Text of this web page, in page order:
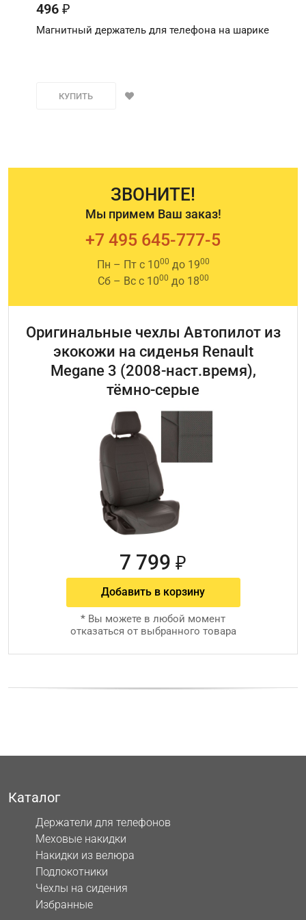
496 ₽
Магнитный держатель для телефона на шарике
КУПИТЬ
ЗВОНИТЕ!
Мы примем Ваш заказ!
+7 495 645-777-5
Пн – Пт с 1000 до 1900
Сб – Вс с 1000 до 1800
Оригинальные чехлы Автопилот из
экокожи на сиденья Renault
Megane 3 (2008-наст.время),
тёмно-серые
7 799 ₽
Добавить в корзину
* Вы можете в любой момент
отказаться от выбранного товара
Каталог
Держатели для телефонов
Меховые накидки
Накидки из велюра
Подлокотники
Чехлы на сидения
Избранные